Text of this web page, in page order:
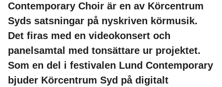
Contemporary Choir är en av Körcentrum
Syds satsningar på nyskriven körmusik.
Det firas med en videokonsert och
panelsamtal med tonsättare ur projektet.
Som en del i festivalen Lund Contemporary
bjuder Körcentrum Syd på digitalt